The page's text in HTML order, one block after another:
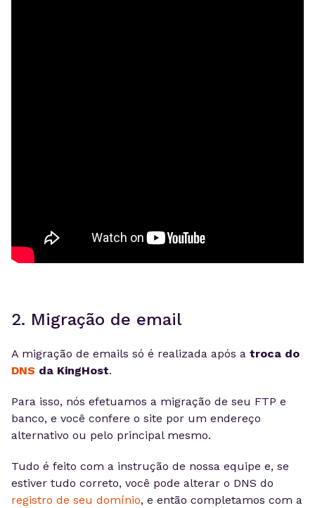
2. Migração de email
A migração de emails só é realizada após a troca do
DNS da KingHost.
Para isso, nós efetuamos a migração de seu FTP e
banco, e você confere o site por um endereço
alternativo ou pelo principal mesmo.
Tudo é feito com a instrução de nossa equipe e, se
estiver tudo correto, você pode alterar o DNS do
registro de seu domínio, e então completamos com a